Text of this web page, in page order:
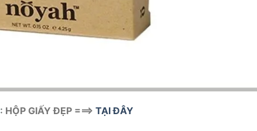
: HỘP GIẤY ĐẸP ===> TẠI ĐÂY